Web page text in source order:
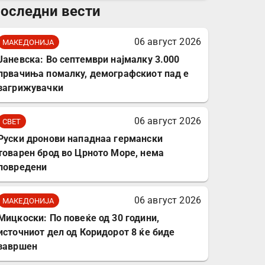
комплет за заштита на
вести
МАКЕДОНИЈА
06 август 2026
Во септември најмалку 3.000
помалку, демографскиот пад е
СВЕТ
06 август 2026
дронови нападнаа германски
брод во Црното Море, нема
МАКЕДОНИЈА
06 август 2026
По повеќе од 30 години,
дел од Коридорот 8 ќе биде